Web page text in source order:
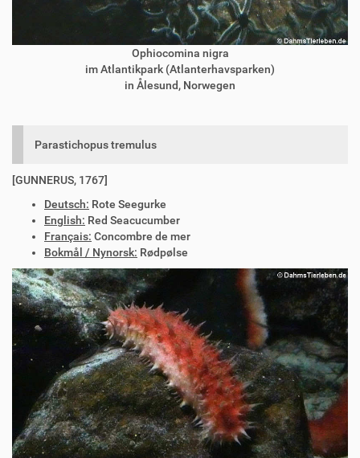
Ophiocomina nigra
im Atlantikpark (Atlanterhavsparken)
in Ålesund, Norwegen
Parastichopus tremulus
[GUNNERUS, 1767]
Deutsch: Rote Seegurke
English: Red Seacucumber
Français: Concombre de mer
Bokmål / Nynorsk: Rødpølse